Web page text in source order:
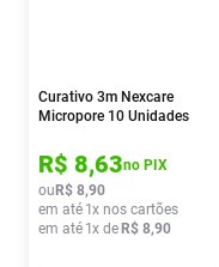
Curativo 3m Nexcare
Micropore 10 Unidades
R$ 8,63no PIX
ou R$ 8,90
em até 1x nos cartões
em até 1x de R$ 8,90